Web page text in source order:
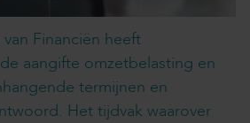
Financiën heeft
aangifte omzetbelasting en
termijnen en
Het tijdvak waarover